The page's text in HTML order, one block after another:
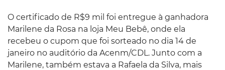
O certificado de R$9 mil foi entregue à ganhadora
Marilene da Rosa na loja Meu Bebê, onde ela
recebeu o cupom que foi sorteado no dia 14 de
janeiro no auditório da Acenm/CDL. Junto com a
Marilene, também estava a Rafaela da Silva, mais